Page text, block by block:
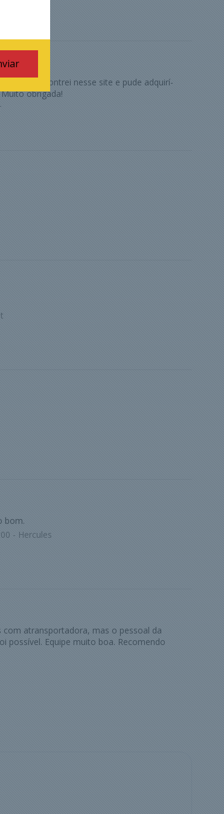
e irmã. Encontrei nesse site e pude adquirí-
obrigada!
bom.
- Hercules
atransportadora, mas o pessoal da
possível. Equipe muito boa. Recomendo